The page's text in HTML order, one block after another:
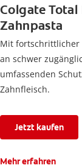
Colgate Total
Zahnpasta
Mit fortschrittlicher
an schwer
umfassenden
Zahnfleisch.
Jetzt kaufen
Mehr erfahren